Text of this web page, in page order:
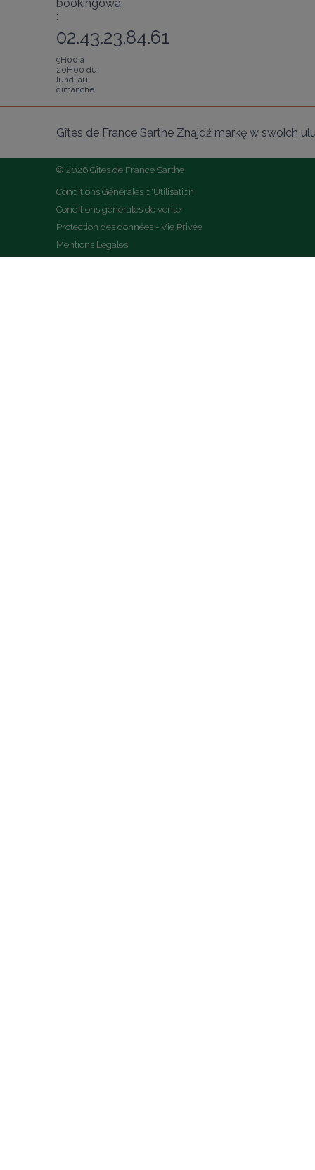
bookingowa
:
02.43.23.84.61
9H00 à
20H00 du
lundi au
dimanche
Gîtes de France Sarthe Znajdź markę w swoich
© 2026 Gîtes de France Sarthe
Conditions Générales d'Utilisation
Conditions générales de vente
Protection des données - Vie Privée
Mentions Légales